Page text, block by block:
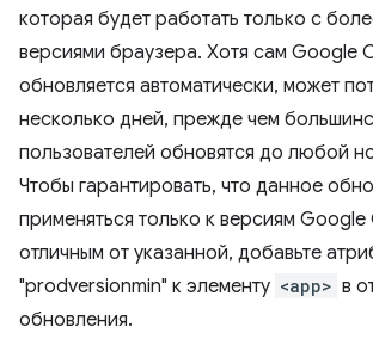
которая будет работать только с
версиями браузера. Хотя сам Google
обновляется автоматически, может
несколько дней, прежде чем
пользователей обновятся до любой
Чтобы гарантировать, что данное
применяться только к версиям Google
отличным от указанной, добавьте
"prodversionmin" к элементу <app> в
обновления.